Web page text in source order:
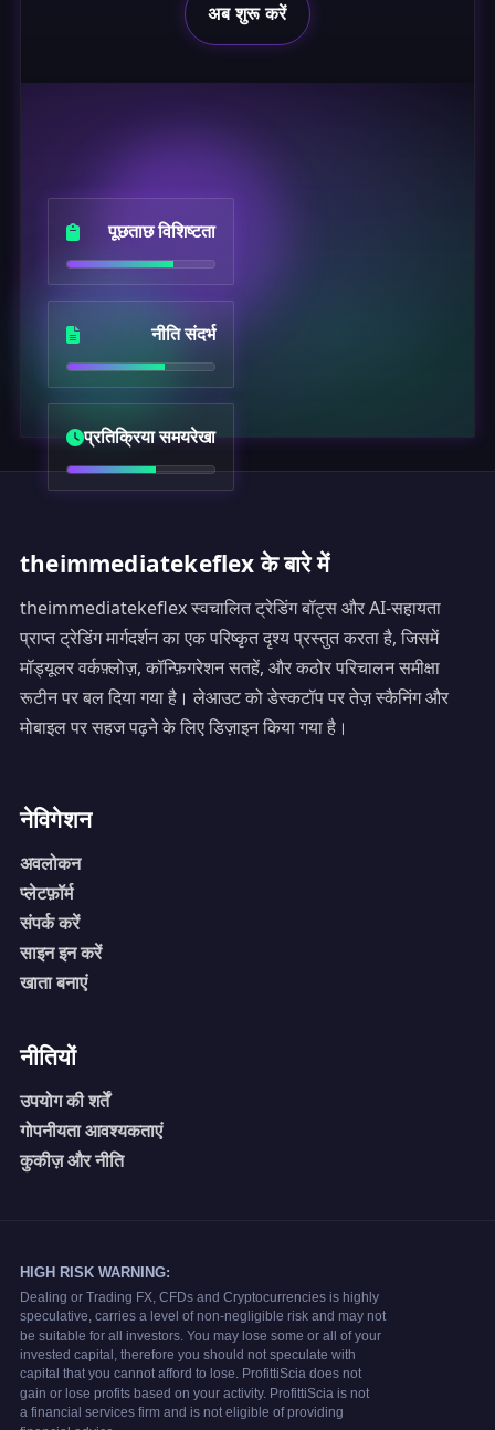
अब शुरू करें
पूछताछ विशिष्टता
नीति संदर्भ
प्रतिक्रिया समयरेखा
theimmediatekeflex के बारे में
theimmediatekeflex स्वचालित ट्रेडिंग बॉट्स और AI-सहायता
प्राप्त ट्रेडिंग मार्गदर्शन का एक परिष्कृत दृश्य प्रस्तुत करता है, जिसमें
मॉड्यूलर वर्कफ़्लोज़, कॉन्फ़िगरेशन सतहें, और कठोर परिचालन समीक्षा
रूटीन पर बल दिया गया है। लेआउट को डेस्कटॉप पर तेज़ स्कैनिंग और
मोबाइल पर सहज पढ़ने के लिए डिज़ाइन किया गया है।
नेविगेशन
अवलोकन
प्लेटफ़ॉर्म
संपर्क करें
साइन इन करें
खाता बनाएं
नीतियों
उपयोग की शर्तें
गोपनीयता आवश्यकताएं
कुकीज़ और नीति